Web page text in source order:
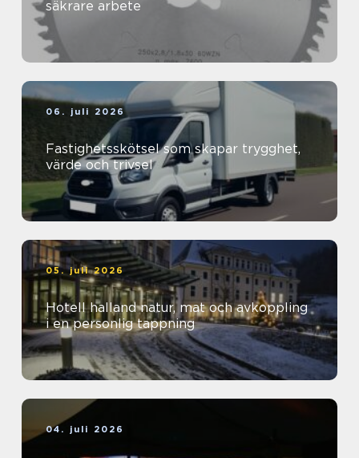
säkrare arbete
06. juli 2026
Fastighetsskötsel som skapar trygghet,
värde och trivsel
05. juli 2026
Hotell halland natur, mat och avkoppling
i en personlig tappning
04. juli 2026